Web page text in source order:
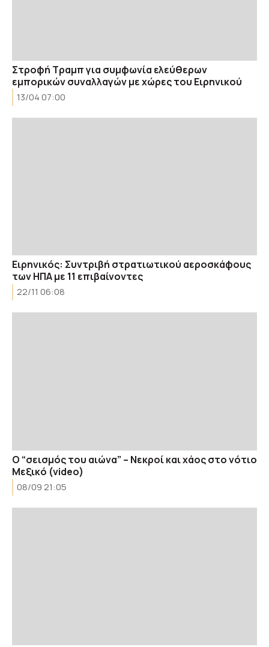
Στροφή Τραμπ για συμφωνία ελεύθερων
εμπορικών συναλλαγών με χώρες του Ειρηνικού
13/04 07:00
Ειρηνικός: Συντριβή στρατιωτικού αεροσκάφους
των ΗΠΑ με 11 επιβαίνοντες
22/11 06:08
O “σεισμός του αιώνα” – Νεκροί και χάος στο νότιο
Μεξικό (video)
08/09 21:05